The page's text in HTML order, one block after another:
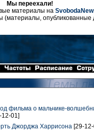
Мы переехали!
материалы на
(материалы, опубликованные
фильма о мальчике-
12-01]
Джорджа Харрисона [29-